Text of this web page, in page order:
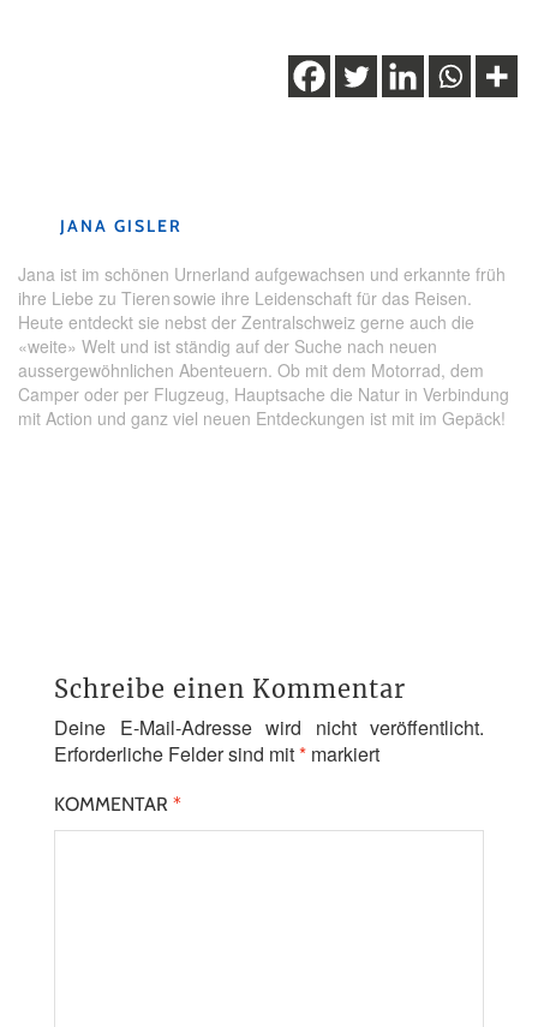
JANA GISLER
Jana ist im schönen Urnerland aufgewachsen und erkannte früh
ihre Liebe zu Tieren sowie ihre Leidenschaft für das Reisen.
Heute entdeckt sie nebst der Zentralschweiz gerne auch die
«weite» Welt und ist ständig auf der Suche nach neuen
aussergewöhnlichen Abenteuern. Ob mit dem Motorrad, dem
Camper oder per Flugzeug, Hauptsache die Natur in Verbindung
mit Action und ganz viel neuen Entdeckungen ist mit im Gepäck!
Schreibe einen Kommentar
Deine E-Mail-Adresse wird nicht veröffentlicht.
Erforderliche Felder sind mit* markiert
KOMMENTAR *